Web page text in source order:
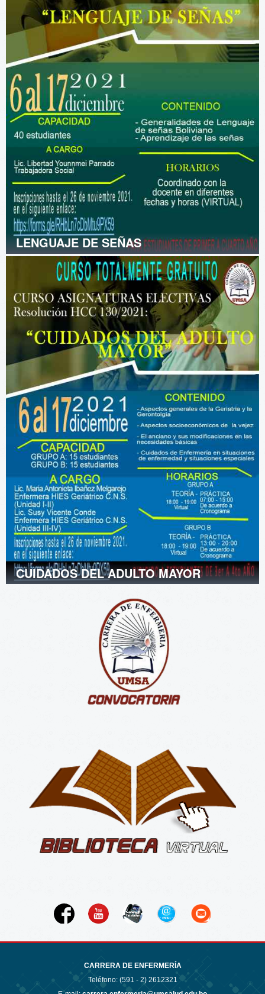
LENGUAJE DE SEÑAS
CUIDADOS DEL ADULTO MAYOR
CARRERA DE ENFERMERÍA
Teléfono: (591 - 2) 2612321